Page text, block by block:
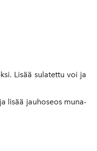
Lisää sulatettu voi ja
lisää jauhoseos muna-